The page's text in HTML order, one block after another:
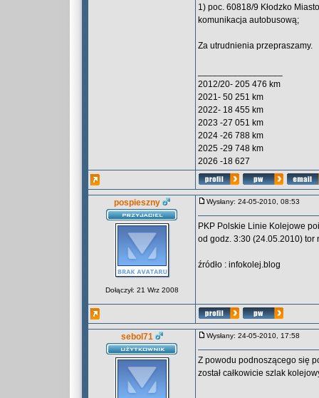
1) poc. 60818/9 Kłodzko
komunikacja autobusową;
Za utrudnienia przepraszamy.
2012/20- 205 476 km
2021- 50 251 km
2022- 18 455 km
2023 -27 051 km
2024 -26 788 km
2025 -29 748 km
2026 -18 627
pospieszny
Dołączył: 21 Wrz 2008
Wysłany: 24-05-2010, 08:53
PKP Polskie Linie Kolejowe
od godz. 3:30 (24.05.2010) tor
źródło : infokolej.blog
sebol71 Wysłany: 24-05-2010, 17:58
Z powodu podnoszącego się
został całkowicie szlak